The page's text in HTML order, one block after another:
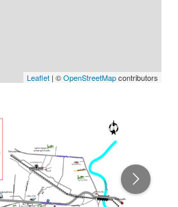
Leaflet | ©OpenStreetMapcontributors